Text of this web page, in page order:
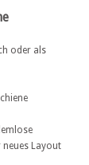
oder als
neues Layout